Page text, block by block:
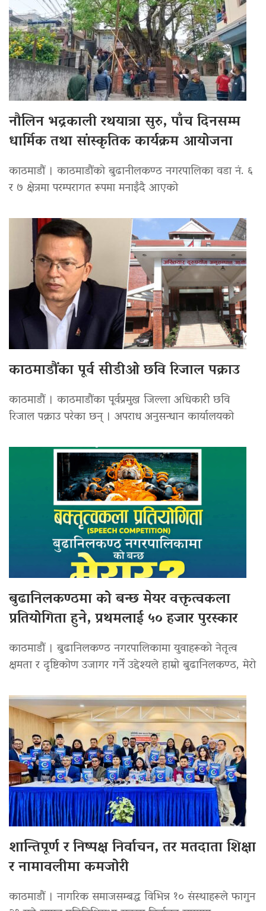
नौलिन भद्रकाली रथयात्रा सुरु, पाँच दिनसम्म
धार्मिक तथा सांस्कृतिक कार्यक्रम आयोजना
काठमाडौं । काठमाडौंको बुढानीलकण्ठ नगरपालिका वडा नं. ६
र ७ क्षेत्रमा परम्परागत रूपमा मनाइँदै आएको
काठमाडौंका पूर्व सीडीओ छवि रिजाल पक्राउ
काठमाडौं । काठमाडौंका पूर्वप्रमुख जिल्ला अधिकारी छवि
रिजाल पक्राउ परेका छन् । अपराध अनुसन्धान कार्यालयको
बुढानिलकण्ठमा को बन्छ मेयर वक्तृत्वकला
प्रतियोगिता हुने, प्रथमलाई ५० हजार पुरस्कार
काठमाडौं । बुढानिलकण्ठ नगरपालिकामा युवाहरूको नेतृत्व
क्षमता र दृष्टिकोण उजागर गर्ने उद्देश्यले हाम्रो बुढानिलकण्ठ, मेरो
शान्तिपूर्ण र निष्पक्ष निर्वाचन, तर मतदाता शिक्षा
र नामावलीमा कमजोरी
काठमाडौं । नागरिक समाजसम्बद्ध विभिन्न १० संस्थाहरूले फागुन